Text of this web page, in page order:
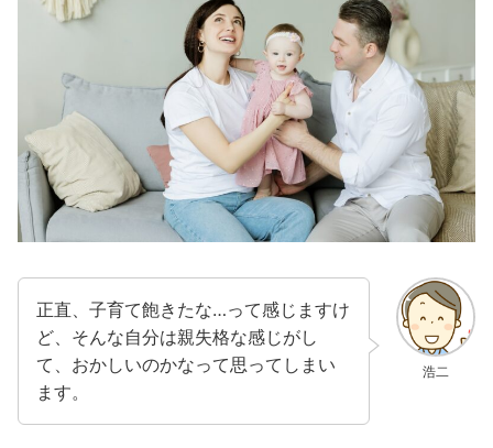
浩二
正直、子育て飽きたな…って感じますけ
ど、そんな自分は親失格な感じがし
て、おかしいのかなって思ってしまい
ます。